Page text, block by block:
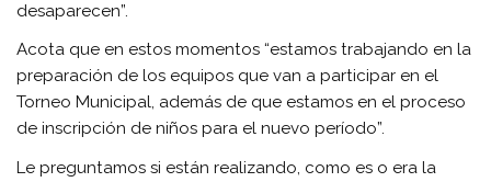
desaparecen”.
Acota que en estos momentos “estamos trabajando en la
preparación de los equipos que van a participar en el
Torneo Municipal, además de que estamos en el proceso
de inscripción de niños para el nuevo período”.
Le preguntamos si están realizando, como es o era la